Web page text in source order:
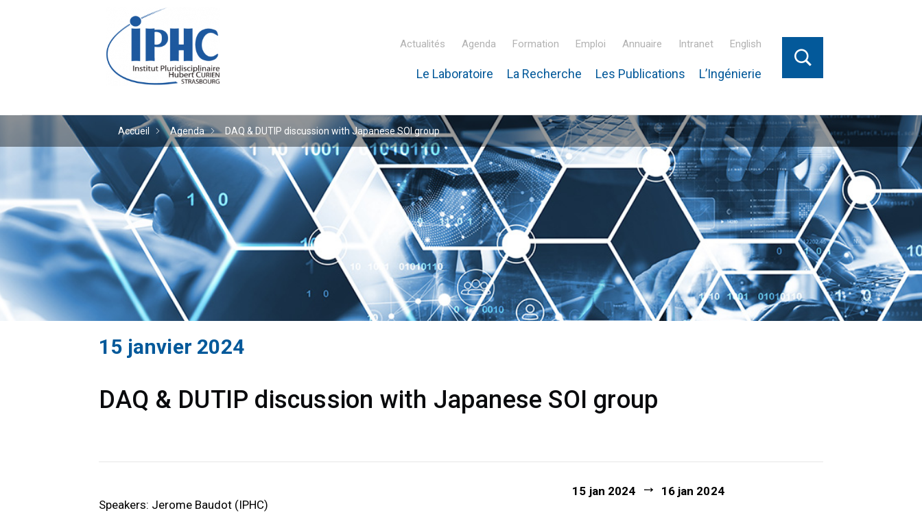
Institut pluridisciplinaire Hubert Curien – IPHC
Actualités Agenda Formation Emploi Annuaire Intranet English
Le Laboratoire La Recherche Les Publications L’Ingénierie
Accueil Agenda DAQ & DUTIP discussion with Japanese SOI group
15 janvier 2024
DAQ & DUTIP discussion with Japanese SOI group
Speakers: Jerome Baudot (IPHC)
15 jan 2024 16 jan 2024